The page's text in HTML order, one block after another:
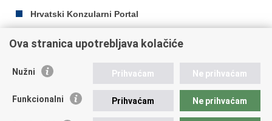
Hrvatski Konzularni Portal
Ispiši
Podijeli
Facebooku
Twitteru
Republika Hrvatska
Ova stranica upotrebljava kolačiće
Nužni Prihvaćam Ne prihvaćam
Funkcionalni Prihvaćam Ne prihvaćam